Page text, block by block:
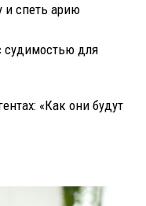
и спеть арию
судимостью для
«Как они будут